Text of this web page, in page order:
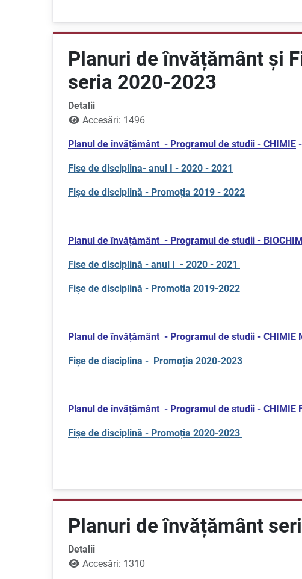
Planuri de învățământ și
seria 2020-2023
Detalii
Accesări: 1496
Planul de învățământ - Programul de studii - CHIMIE
Fise de disciplina- anul I - 2020 - 2021
Fișe de disciplină - Promoția 2019 - 2022
Planul de învățământ - Programul de studii -
Fise de disciplină - anul I - 2020 - 2021
Fișe de disciplină - Promotia 2019-2022
Planul de învățământ - Programul de studii - CHIMIE
Fișe de disciplina - Promoția 2020-2023
Planul de învățământ - Programul de studii - CHIMIE
Fișe de disciplină - Promoția 2020-2023
Planuri de învățământ
Detalii
Accesări: 1310